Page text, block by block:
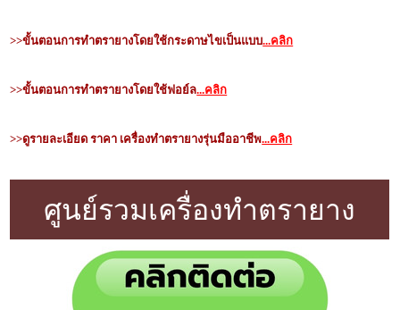
>>ขั้นตอนการทำตรายางโดยใช้กระดาษไขเป็นแบบ...คลิก
>>ขั้นตอนการทำตรายางโดยใช้ฟอย์ล...คลิก
>>ดูรายละเอียด ราคา เครื่องทำตรายางรุ่นมืออาชีพ...คลิก
ศูนย์รวมเครื่องทำตรายาง